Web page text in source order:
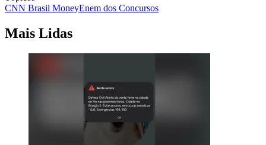
CNN Brasil MoneyEnem dos Concursos
Mais Lidas